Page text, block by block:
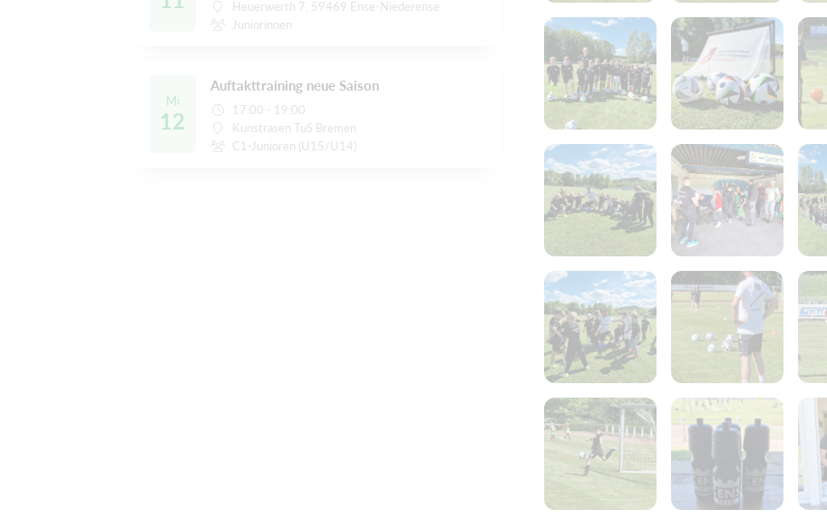
Heuerwerth 7, 59469 Ense-Niederense
Juniorinnen
Mi
12
Auftakttraining neue Saison
17:00 - 19:00
Kunstrasen TuS Bremen
C1-Junioren (U15/U14)